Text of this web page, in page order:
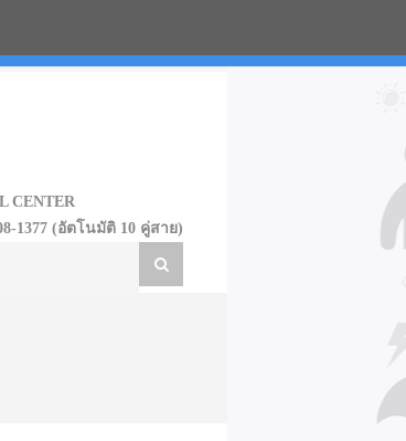
CENTER
1377 (อัตโนมัติ 10 คู่สาย)